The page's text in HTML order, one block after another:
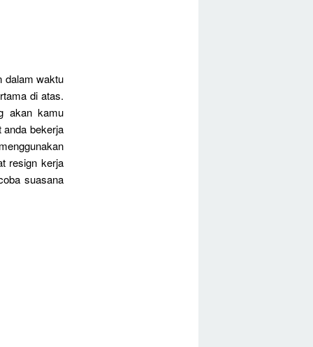
dalam waktu
di atas.
akan kamu
anda bekerja
resign kerja
suasana